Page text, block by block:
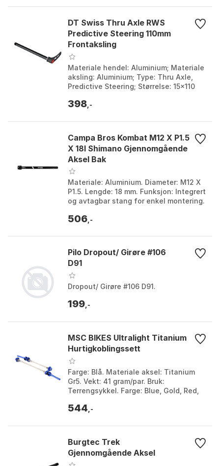
DT Swiss Thru Axle RWS
Predictive Steering 110mm
Frontaksling
Materiale hendel: Aluminium; Materiale
aksling: Aluminium; Type: Thru Axle,
Predictive Steering; Størrelse: 15x110
110mm.
398 ,-
Campa Bros Kombat M12 X P1.5
X 18l Shimano Gjennomgående
Aksel Bak
Materiale: Aluminium. Diameter: M12 X
P1.5. Lengde: 18 mm. Funksjon: Integrert
og avtagbar stang for enkel montering.
506 ,-
Pilo Dropout/ Girøre #106
D91
Dropout/ Girøre #106 D91.
199 ,-
MSC BIKES Ultralight Titanium
Hurtigkoblingssett
Farge: Blå. Materiale aksel: Titanium
Gr5. Vekt: 41 gram/par. Bruk:
Terrengsykkel. Farge: Blue, Gold, Red,
544 ,-
Burgtec Trek
Gjennomgående Aksel